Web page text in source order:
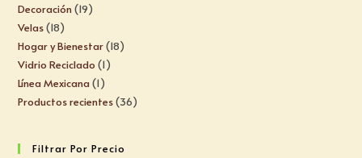
Decoración 19
Velas 18
Hogar y Bienestar 18
Vidrio Reciclado 1
Línea Mexicana 1
Productos recientes 36
Filtrar Por Precio